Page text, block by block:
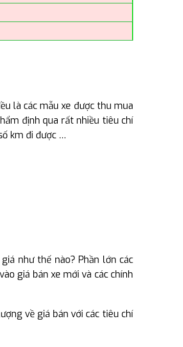
là các mẫu xe được thu mua
định qua rất nhiều tiêu chí
km đi được …
như thế nào? Phần lớn các
giá bán xe mới và các chính
về giá bán với các tiêu chí